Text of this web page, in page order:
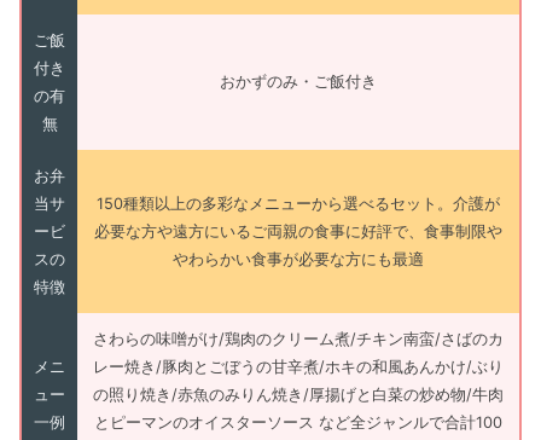
ご飯
付き
の有
無
おかずのみ・ご飯付き
お弁
当サ
ービ
スの
特徴
150種類以上の多彩なメニューから選べるセット。介護が
必要な方や遠方にいるご両親の食事に好評で、食事制限や
やわらかい食事が必要な方にも最適
メニ
ュー
一例
さわらの味噌がけ/鶏肉のクリーム煮/チキン南蛮/さばのカ
レー焼き/豚肉とごぼうの甘辛煮/ホキの和風あんかけ/ぶり
の照り焼き/赤魚のみりん焼き/厚揚げと白菜の炒め物/牛肉
とピーマンのオイスターソース など全ジャンルで合計100